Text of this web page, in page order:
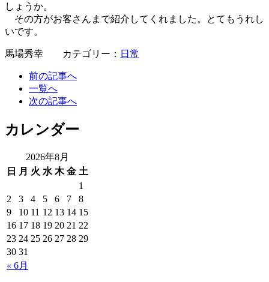
しょうか。
その方がお客さんまで紹介してくれました。とてもうれし
いです。
馬場秀幸 カテゴリー： 日常
前の記事へ
一覧へ
次の記事へ
カレンダー
2026年8月
日
月 火 水 木 金 土
« 6月
1
2
3 4 5 6 7
8
9
10 11 12 13 14 15
16 17 18 19 20 21 22
23 24 25 26 27 28 29
30 31